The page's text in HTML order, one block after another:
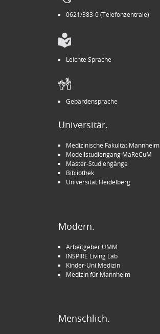
0621/383-0 (Telefonzentrale)
Leichte Sprache
Gebärdensprache
Universitär.
Medizinische Fakultät Mannheim
Modellstudiengang MaReCuM
Master-Studiengänge
Bibliothek
Universität Heidelberg
Modern.
Arbeitgeber UMM
INSPIRE Living Lab
Kinder-Uni Medizin
Medizin für Mannheim
Menschlich.